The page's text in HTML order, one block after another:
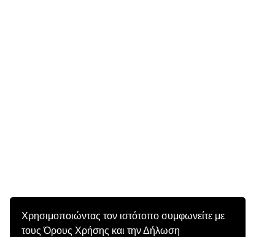
Χρησιμοποιώντας τον ιστότοπο συμφωνείτε με
τους Όρους Χρήσης και την Δήλωση